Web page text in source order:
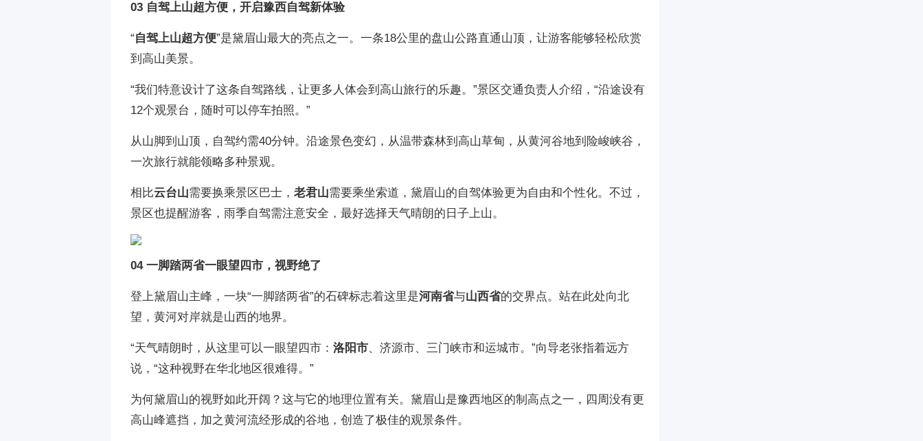
03 自驾上山超方便，开启豫西自驾新体验
“自驾上山超方便”是黛眉山最大的亮点之一。一条18公里的盘山公路直通山顶，让游客能够轻松欣赏
到高山美景。
“我们特意设计了这条自驾路线，让更多人体会到高山旅行的乐趣。”景区交通负责人介绍，“沿途设有
12个观景台，随时可以停车拍照。”
从山脚到山顶，自驾约需40分钟。沿途景色变幻，从温带森林到高山草甸，从黄河谷地到险峻峡谷，
一次旅行就能领略多种景观。
相比云台山需要换乘景区巴士， 老君山需要乘坐索道，黛眉山的自驾体验更为自由和个性化。不过，
景区也提醒游客，雨季自驾需注意安全，最好选择天气晴朗的日子上山。
04 一脚踏两省一眼望四市，视野绝了
登上黛眉山主峰，一块“一脚踏两省”的石碑标志着这里是河南省与山西省的交界点。站在此处向北
望，黄河对岸就是山西的地界。
“天气晴朗时，从这里可以一眼望四市： 洛阳市、济源市、三门峡市和运城市。”向导老张指着远方
说，“这种视野在华北地区很难得。”
为何黛眉山的视野如此开阔？这与它的地理位置有关。黛眉山是豫西地区的制高点之一，四周没有更
高山峰遮挡，加之黄河流经形成的谷地，创造了极佳的观景条件。